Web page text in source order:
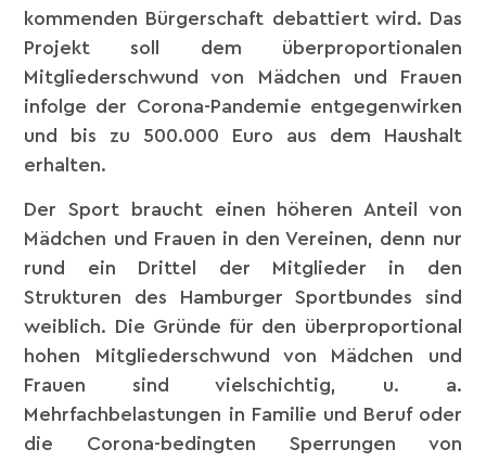
kommenden Bürgerschaft debattiert wird. Das
Projekt soll dem überproportionalen
Mitgliederschwund von Mädchen und Frauen
infolge der Corona-Pandemie entgegenwirken
und bis zu 500.000 Euro aus dem Haushalt
erhalten.
Der Sport braucht einen höheren Anteil von
Mädchen und Frauen in den Vereinen, denn nur
rund ein Drittel der Mitglieder in den
Strukturen des Hamburger Sportbundes sind
weiblich. Die Gründe für den überproportional
hohen Mitgliederschwund von Mädchen und
Frauen sind vielschichtig, u. a.
Mehrfachbelastungen in Familie und Beruf oder
die Corona-bedingten Sperrungen von